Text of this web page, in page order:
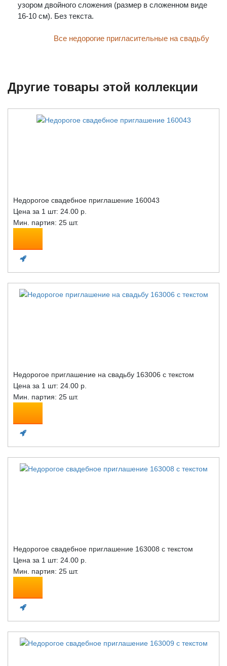
узором двойного сложения (размер в сложенном виде
16-10 см). Без текста.
Все недорогие пригласительные на свадьбу
Другие товары этой коллекции
Недорогое свадебное приглашение 160043
Цена за 1 шт: 24.00 р.
Мин. партия: 25 шт.
Недорогое приглашение на свадьбу 163006 с текстом
Цена за 1 шт: 24.00 р.
Мин. партия: 25 шт.
Недорогое свадебное приглашение 163008 с текстом
Цена за 1 шт: 24.00 р.
Мин. партия: 25 шт.